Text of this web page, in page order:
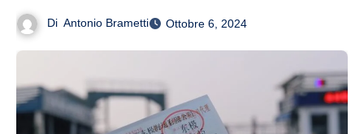
Di Antonio Brametti Ottobre 6, 2024